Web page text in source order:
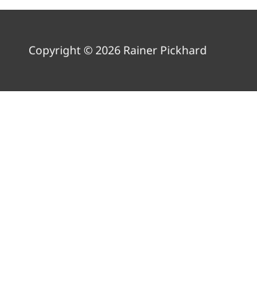
Copyright © 2026 Rainer Pickhard